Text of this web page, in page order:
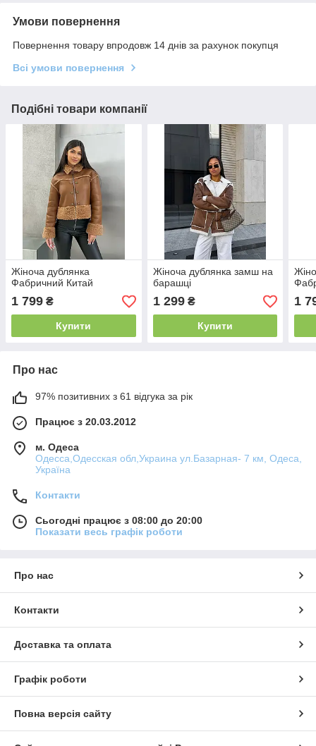
Умови повернення
Повернення товару впродовж 14 днів за рахунок покупця
Всі умови повернення
Подібні товари компанії
Жіноча дублянка
Фабричний Китай
1 799 ₴
Купити
Жіноча дублянка замш на
барашці
1 299₴
Купити
1
Про нас
97% позитивних з 61 відгука за рік
Працює з 20.03.2012
м. Одеса
Одесса,Одесская обл,Украина ул.Базарная- 7 км, Одеса,
Україна
Контакти
Сьогодні працює з 08:00 до 20:00
Показати весь графік роботи
Про нас
Контакти
Доставка та оплата
Графік роботи
Повна версія сайту